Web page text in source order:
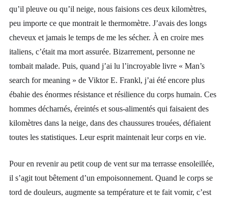
qu’il pleuve ou qu’il neige, nous faisions ces deux kilomètres,
peu importe ce que montrait le thermomètre. J’avais des longs
cheveux et jamais le temps de me les sécher. À en croire mes
italiens, c’était ma mort assurée. Bizarrement, personne ne
tombait malade. Puis, quand j’ai lu l’incroyable livre « Man’s
search for meaning » de Viktor E. Frankl, j’ai été encore plus
ébahie des énormes résistance et résilience du corps humain. Ces
hommes décharnés, éreintés et sous-alimentés qui faisaient des
kilomètres dans la neige, dans des chaussures trouées, défiaient
toutes les statistiques. Leur esprit maintenait leur corps en vie.
Pour en revenir au petit coup de vent sur ma terrasse ensoleillée,
il s’agit tout bêtement d’un empoisonnement. Quand le corps se
tord de douleurs, augmente sa température et te fait vomir, c’est